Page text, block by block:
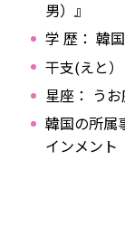
男）』
学 歴： 韓
干支(えと
星座： う
韓国の所属
インメント